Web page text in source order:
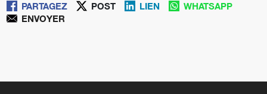
PARTAGEZ POST LIEN
WHATSAPP
ENVOYER